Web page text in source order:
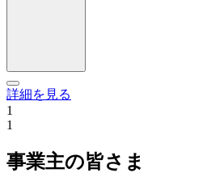
詳細を見る
1
1
事業主の皆さま